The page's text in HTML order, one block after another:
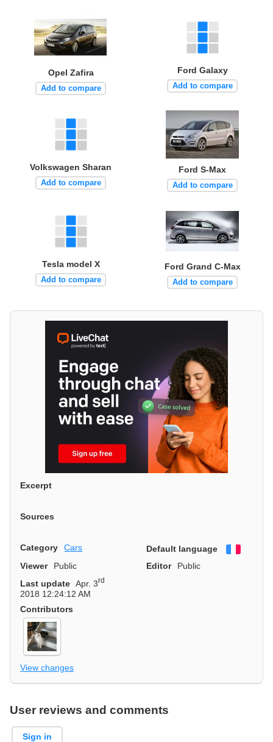
Opel Zafira
Add to compare
Ford Galaxy
Add to compare
Volkswagen Sharan
Add to compare
Ford S-Max
Add to compare
Tesla model X
Add to compare
Ford Grand C-Max
Add to compare
Excerpt
Sources
Category Cars Default language
Viewer
Public Editor
Public
Last update Apr. 3rd
2018 12:24:12 AM
Contributors
View changes
User reviews and comments
Sign in